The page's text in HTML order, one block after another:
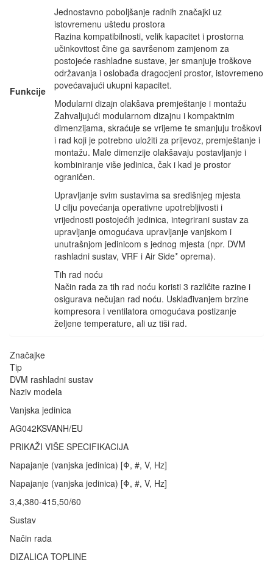
Funkcije
Jednostavno poboljšanje radnih značajki uz
istovremenu uštedu prostora
Razina kompatibilnosti, velik kapacitet i prostorna
učinkovitost čine ga savršenom zamjenom za
postojeće rashladne sustave, jer smanjuje troškove
održavanja i oslobađa dragocjeni prostor, istovremeno
povećavajući ukupni kapacitet.
Modularni dizajn olakšava premještanje i montažu
Zahvaljujući modularnom dizajnu i kompaktnim
dimenzijama, skraćuje se vrijeme te smanjuju troškovi
i rad koji je potrebno uložiti za prijevoz, premještanje i
montažu. Male dimenzije olakšavaju postavljanje i
kombiniranje više jedinica, čak i kad je prostor
ograničen.
Upravljanje svim sustavima sa središnjeg mjesta
U cilju povećanja operativne upotrebljivosti i
vrijednosti postojećih jedinica, integrirani sustav za
upravljanje omogućava upravljanje vanjskom i
unutrašnjom jedinicom s jednog mjesta (npr. DVM
rashladni sustav, VRF i Air Side* oprema).
Tih rad noću
Način rada za tih rad noću koristi 3 različite razine i
osigurava nečujan rad noću. Usklađivanjem brzine
kompresora i ventilatora omogućava postizanje
željene temperature, ali uz tiši rad.
Značajke
Tip
DVM rashladni sustav
Naziv modela
Vanjska jedinica
AG042KSVANH/EU
PRIKAŽI VIŠE SPECIFIKACIJA
Napajanje (vanjska jedinica) [Φ, #, V, Hz]
Napajanje (vanjska jedinica) [Φ, #, V, Hz]
3,4,380-415,50/60
Sustav
Način rada
DIZALICA TOPLINE